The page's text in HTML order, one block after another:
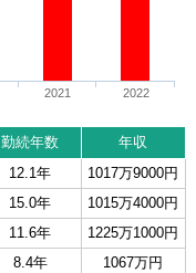
2021 2022
勤続年数
年収
12.1年
1017万9000円
15.0年
1015万4000円
11.6年
1225万1000円
8.4年
1067万円